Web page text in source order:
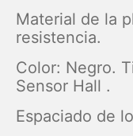
Material de la
resistencia.
Color: Negro.
Sensor Hall .
Espaciado de